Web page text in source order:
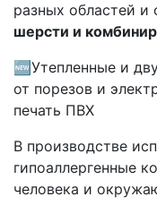
разных областей и
шерсти и
🆕Утепленные и
от порезов и
печать ПВХ
В производстве
гипоаллергенные
человека и